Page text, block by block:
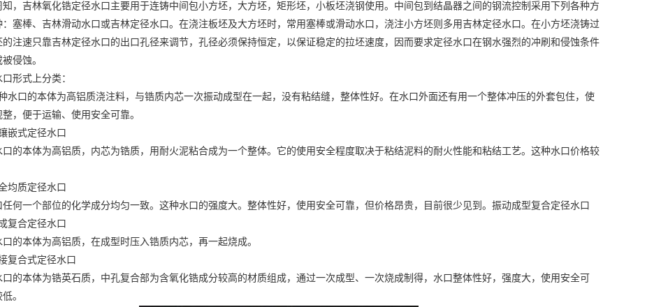
， 吉林氧化锆定径水口 主要用于连铸中间包小方坯，大方坯，矩形坯，小板坯浇钢使用。中间包到结晶器之间的钢流控制采用下列各种方
塞棒、 吉林滑动水口 或吉林定径水口。在浇注板坯及大方坯时，常用塞棒或滑动水口，浇注小方坯则多用吉林定径水口。在小方坯浇铸过
注速只靠吉林定径水口 的出口孔径来调节，孔径必须保持恒定，以保证稳定的拉坯速度，因而要求定径水口在钢水强烈的冲刷和侵蚀条件
侵蚀。
式上分类：
口的本体为高铝质浇注料，与锆质内芯一次振动成型在一起，没有粘结缝，整体性好。在水口外面还有用一个整体冲压的外套包住，使
，便于运输、使用安全可靠。
式定径水口
本体为高铝质，内芯为锆质，用耐火泥粘合成为一个整体。它的使用安全程度取决于粘结泥料的耐火性能和粘结工艺。这种水口价格较
质定径水口
一个部位的化学成分均匀一致。这种水口的强度大。整体性好，使用安全可靠，但价格昂贵，目前很少见到。振动成型复合定径水口
合定径水口
本体为高铝质，在成型时压入锆质内芯，再一起烧成。
合式定径水口
本体为锆英石质，中孔复合部为含氧化锆成分较高的材质组成，通过一次成型、一次烧成制得，水口整体性好，强度大，使用安全可
。